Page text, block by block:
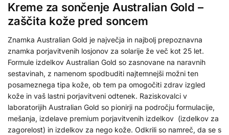
Kreme za sončenje Australian Gold –
zaščita kože pred soncem
Znamka Australian Gold je največja in najbolj prepoznavna
znamka porjavitvenih losjonov za solarije že več kot 25 let.
Formule izdelkov Australian Gold so zasnovane na naravnih
sestavinah, z namenom spodbuditi najtemnejši možni ten
posameznega tipa kože, ob tem pa omogočiti zdrav izgled
kože in vaš lastni porjavitveni odtenek. Raziskovalci v
laboratorijih Australian Gold so pionirji na področju formulacije,
mešanja, izdelave premium porjavitvenih izdelkov (izdelkov za
zagorelost) in izdelkov za nego kože. Odkrili so namreč, da se s